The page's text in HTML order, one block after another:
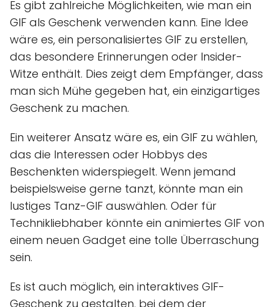
Es gibt zahlreiche Möglichkeiten, wie man ein
GIF als Geschenk verwenden kann. Eine Idee
wäre es, ein personalisiertes GIF zu erstellen,
das besondere Erinnerungen oder Insider-
Witze enthält. Dies zeigt dem Empfänger, dass
man sich Mühe gegeben hat, ein einzigartiges
Geschenk zu machen.
Ein weiterer Ansatz wäre es, ein GIF zu wählen,
das die Interessen oder Hobbys des
Beschenkten widerspiegelt. Wenn jemand
beispielsweise gerne tanzt, könnte man ein
lustiges Tanz-GIF auswählen. Oder für
Technikliebhaber könnte ein animiertes GIF von
einem neuen Gadget eine tolle Überraschung
sein.
Es ist auch möglich, ein interaktives GIF-
Geschenk zu gestalten, bei dem der